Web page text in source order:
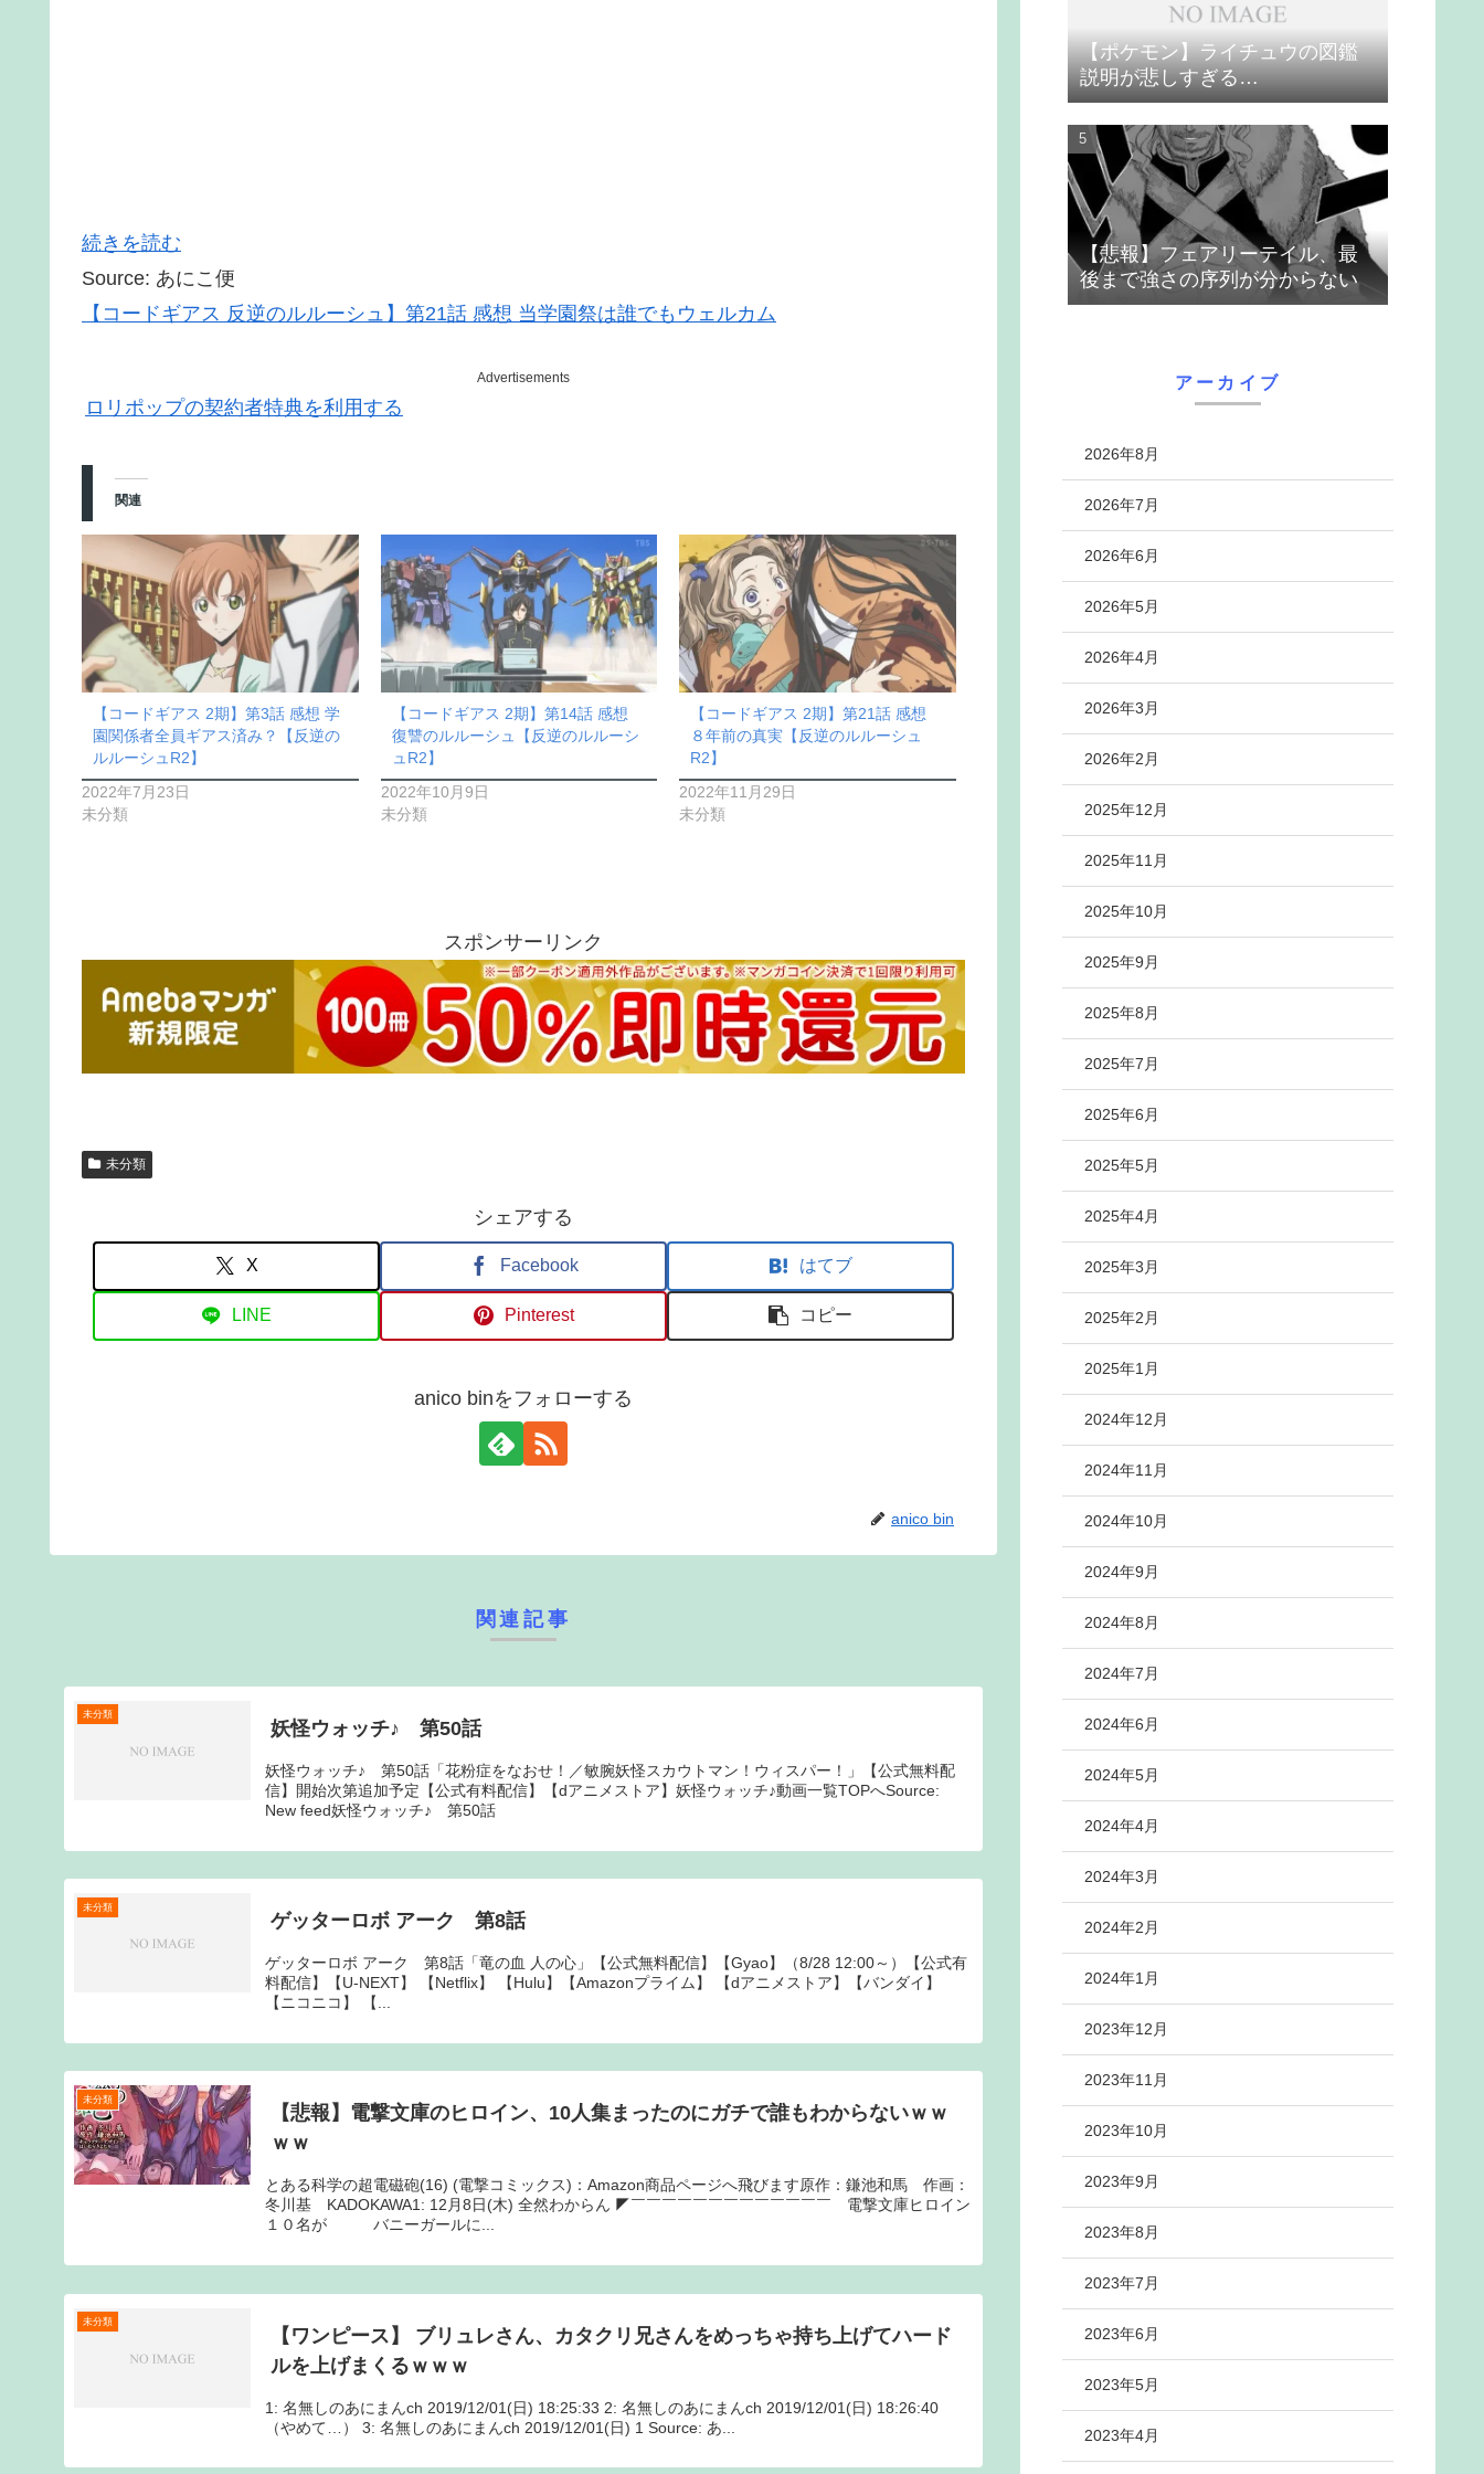
続きを読む
Source: あにこ便
【コードギアス 反逆のルルーシュ】第21話 感想 当学園祭は誰でもウェルカム
Advertisements
ロリポップの契約者特典を利用する
関連
【コードギアス 2期】第3話 感想 学
園関係者全員ギアス済み？【反逆の
ルルーシュR2】
2022年7月23日
未分類
【コードギアス 2期】第14話 感想
復讐のルルーシュ【反逆のルルーシ
ュR2】
2022年10月9日
未分類
【コードギアス 2期】第21話 感想
８年前の真実【反逆のルルーシュ
R2】
2022年11月29日
未分類
スポンサーリンク
未分類
シェアする
X Facebook はてブ
LINE Pinterest コピー
anico binをフォローする
anico bin
関連記事
未分類
妖怪ウォッチ♪ 第50話
妖怪ウォッチ♪ 第50話「花粉症をなおせ！／敏腕妖怪スカウトマン！ウィスパー！」【公式無料配
信】開始次第追加予定【公式有料配信】【dアニメストア】妖怪ウォッチ♪動画一覧TOPへSource:
New feed妖怪ウォッチ♪ 第50話
未分類
ゲッターロボ アーク 第8話
ゲッターロボ アーク 第8話「竜の血 人の心」【公式無料配信】【Gyao】（8/28 12:00～）【公式有
料配信】【U-NEXT】 【Netflix】 【Hulu】【Amazonプライム】 【dアニメストア】【バンダイ】
【ニコニコ】 【...
未分類
【悲報】電撃文庫のヒロイン、10人集まったのにガチで誰もわからないｗｗ
ｗｗ
とある科学の超電磁砲(16) (電撃コミックス)：Amazon商品ページへ飛びます原作：鎌池和馬 作画：
冬川基 KADOKAWA1: 12月8日(木) 全然わからん ◤￣￣￣￣￣￣￣￣￣￣￣￣￣ 電撃文庫ヒロイン
１０名が バニーガールに...
未分類
【ワンピース】 ブリュレさん、カタクリ兄さんをめっちゃ持ち上げてハード
ルを上げまくるｗｗｗ
1: 名無しのあにまんch 2019/12/01(日) 18:25:33 2: 名無しのあにまんch 2019/12/01(日) 18:26:40
（やめて…） 3: 名無しのあにまんch 2019/12/01(日) 1 Source: あ...
【ポケモン】ライチュウの図鑑
説明が悲しすぎる…
【悲報】フェアリーテイル、最
後まで強さの序列が分からない
アーカイブ
2026年8月
2026年7月
2026年6月
2026年5月
2026年4月
2026年3月
2026年2月
2025年12月
2025年11月
2025年10月
2025年9月
2025年8月
2025年7月
2025年6月
2025年5月
2025年4月
2025年3月
2025年2月
2025年1月
2024年12月
2024年11月
2024年10月
2024年9月
2024年8月
2024年7月
2024年6月
2024年5月
2024年4月
2024年3月
2024年2月
2024年1月
2023年12月
2023年11月
2023年10月
2023年9月
2023年8月
2023年7月
2023年6月
2023年5月
2023年4月